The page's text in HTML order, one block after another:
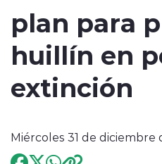
Tendencias
Podcast
Deportes
plan para
huillín en
extinción
Miércoles 31 de diciembre